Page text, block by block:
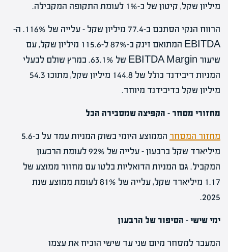
מיליון שקל, קיטון של כ-1% לעומת התקופה המקבילה.
הרווח הנקי הסתכם ב-77.4 מיליון שקל – עלייה של 116%. ה-
EBITDA המתואם זינק ב-87% ל-115.6 מיליון שקל, עם
שיעור EBITDA Margin של 63.1%. במרץ שולם לבעלי
המניות דיבידנד כולל של 144.8 מיליון שקל, מתוכו 54.3
מיליון שקל כדיבידנד מיוחד.
מחזורי מסחר – הקפיצה שמסבירה הכל
מחזור המסחר
הממוצע היומי בשוק המניות עמד על כ-5.6
מיליארד שקל ברבעון – עלייה של 92% לעומת הרבעון
המקביל. גם המניות הדואליות בלטו עם מחזור ממוצע של
1.17 מיליארד שקל, עלייה של 81% לעומת ממוצע שנת
2025.
ימי שישי – הסיפור של הרבעון
המעבר למסחר מיום שני עד שישי הוכיח את עצמו